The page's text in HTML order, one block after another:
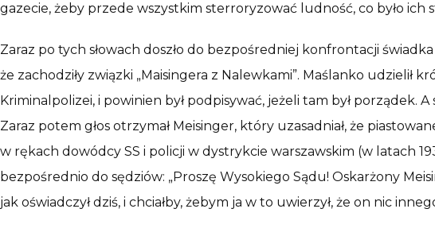
gazecie, żeby przede wszystkim sterroryzować ludność, co było ich
Zaraz po tych słowach doszło do bezpośredniej konfrontacji
że zachodziły związki „Maisingera z Nalewkami”. Maślanko udzielił
Kriminalpolizei, i powinien był podpisywać, jeżeli tam był porządek.
Zaraz potem głos otrzymał Meisinger, który uzasadniał, że
w rękach dowódcy SS i policji w dystrykcie warszawskim (w latach
bezpośrednio do sędziów: „Proszę Wysokiego Sądu! Oskarżony
jak oświadczył dziś, i chciałby, żebym ja w to uwierzył, że on nic